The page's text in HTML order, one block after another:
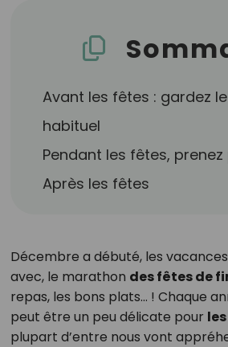
Avant les fêtes : gardez
habituel
Pendant les fêtes, prenez
Après les fêtes
Décembre a débuté, les
avec, le marathon des fêtes de
repas, les bons plats… ! Chaque
peut être un peu délicate pour
plupart d’entre nous vont